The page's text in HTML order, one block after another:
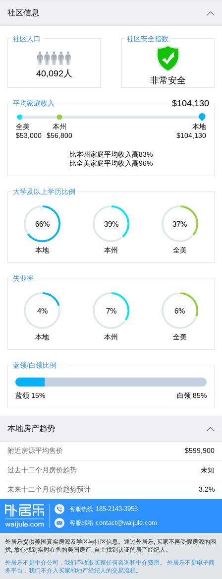
社区信息
社区人口
40,092人
社区安全指数
非常安全
平均家庭收入 $104,130
全美
$53,000
本州
$56,800
本地
$104,130
比本州家庭平均收入高83%
比全美家庭平均收入高96%
大学及以上学历比例
66%
本地
39%
本州
37%
全美
失业率
4%
本地
7%
本州
6%
全美
蓝领/白领比例
蓝领 15% 白领 85%
本地房产趋势
附近房源平均售价 $599,900
过去十二个月房价趋势 未知
未来十二个月房价趋势预计 3.2%
客服热线 185-2143-3955
客服邮箱 contact@waijule.com
外居乐提供美国真实房源及学区与社区信息。通过外居乐, 买家不再受假房源的困
扰, 放心找到实时在售的美国房产, 自主找到认证的房产经纪人。
外居乐不是中介公司，我们不收取买家任何咨询和中介费用。 外居乐不是电子商
务平台，我们不介入买家和地产经纪人的交易流程。